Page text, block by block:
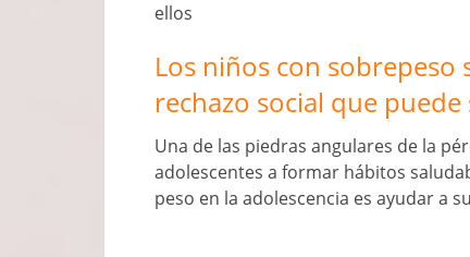
ellos
Los niños con
rechazo social que
Una de las piedras angulares de la
adolescentes a formar hábitos
peso en la adolescencia es ayudar a